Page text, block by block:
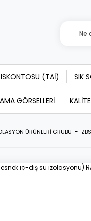
(TAİ) SIK
GÖRSELLERİ
ÜRÜNLERİ GRUBU